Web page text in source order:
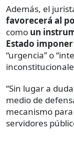
Además, el
favorecerá al
como un
Estado
“urgencia” o
“Sin lugar a
medio de
mecanismo
servidores